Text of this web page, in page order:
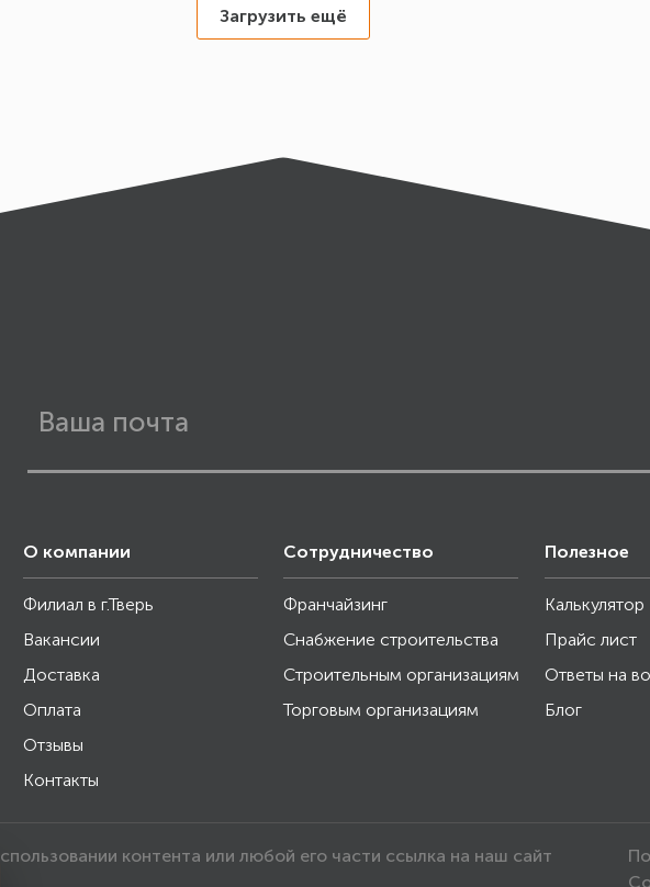
Загрузить ещё
О компании
Филиал в г.Тверь
Вакансии
Доставка
Оплата
Отзывы
Контакты
Сотрудничество
Франчайзинг
Снабжение строительства
Строительным организациям
Торговым организациям
Полезное
Калькулятор
Прайс лист
Ответы на
Блог
контента или любой его части ссылка на наш сайт